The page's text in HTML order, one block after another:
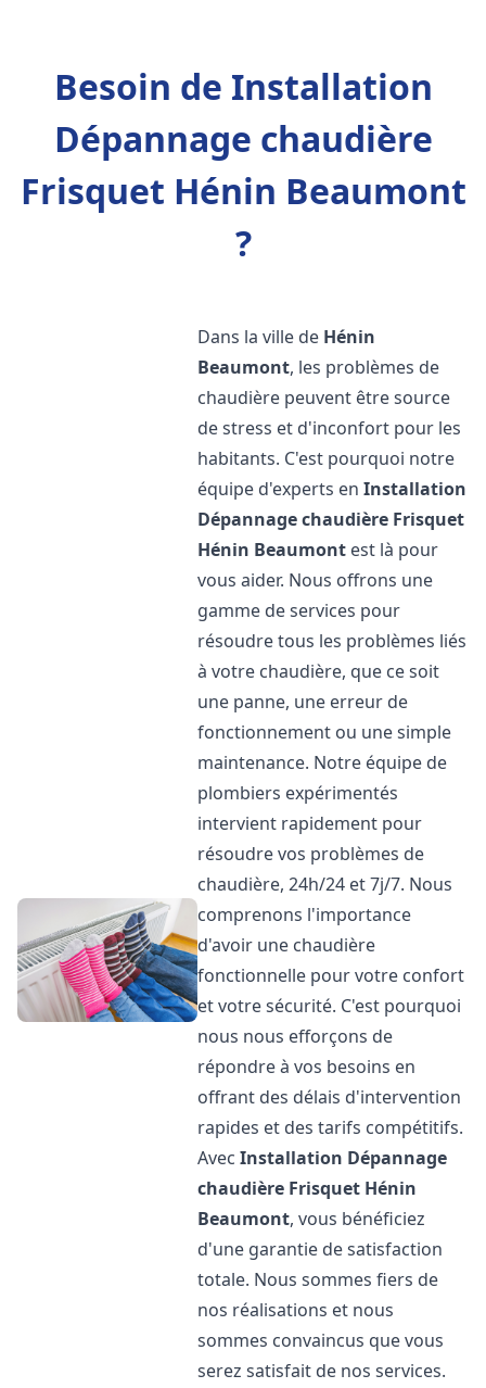
Besoin de Installation
Dépannage chaudière
Frisquet Hénin Beaumont
?
Dans la ville de Hénin
Beaumont, les problèmes de
chaudière peuvent être source
de stress et d'inconfort pour les
habitants. C'est pourquoi notre
équipe d'experts enInstallation
Dépannage chaudière Frisquet
Hénin Beaumont est là pour
vous aider. Nous offrons une
gamme de services pour
résoudre tous les problèmes liés
à votre chaudière, que ce soit
une panne, une erreur de
fonctionnement ou une simple
maintenance. Notre équipe de
plombiers expérimentés
intervient rapidement pour
résoudre vos problèmes de
chaudière, 24h/24 et 7j/7. Nous
comprenons l'importance
d'avoir une chaudière
fonctionnelle pour votre confort
et votre sécurité. C'est pourquoi
nous nous efforçons de
répondre à vos besoins en
offrant des délais d'intervention
rapides et des tarifs compétitifs.
AvecInstallation Dépannage
chaudière Frisquet Hénin
Beaumont, vous bénéficiez
d'une garantie de satisfaction
totale. Nous sommes fiers de
nos réalisations et nous
sommes convaincus que vous
serez satisfait de nos services.